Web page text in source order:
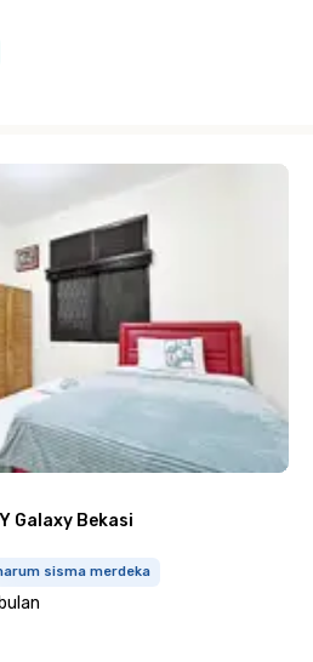
Galaxy Bekasi
sisma merdeka
bulan